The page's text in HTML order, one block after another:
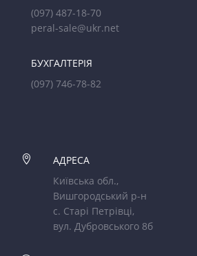
(097) 487-18-70
peral-sale@ukr.net
БУХГАЛТЕРІЯ
(097) 746-78-82

АДРЕСА
Київська обл.,
Вишгородський р-н
с. Старі Петрівці,
вул. Дубровського 8б